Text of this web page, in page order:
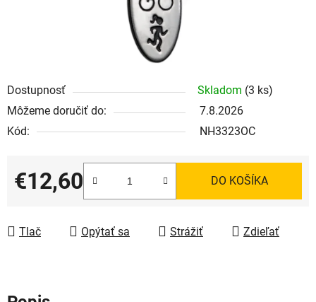
Dostupnosť Skladom (3 ks)
Môžeme doručiť do:
7.8.2026
Kód:
NH3323OC
€12,60
Jednotková cena:
DO KOŠÍKA
Tlač Opýtať sa Strážiť Zdieľať